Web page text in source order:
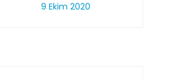
9 Ekim 2020